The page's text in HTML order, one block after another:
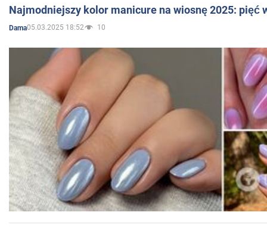
Najmodniejszy kolor manicure na wiosnę 2025: pięć
Dama05.03.2025 18:52 10